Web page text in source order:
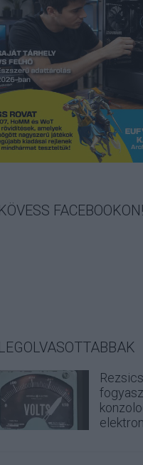
KÖVESS FACEBOOKON!
LEGOLVASOTTABBAK